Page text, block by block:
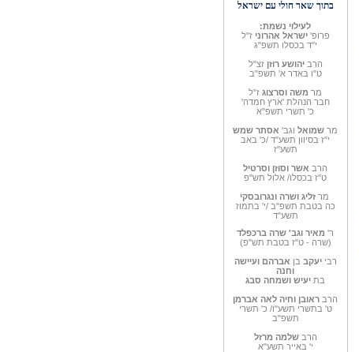
בתוך שאר חולי עם ישראל
לעילוי נשמת:
פרופ' ישראל אהרוני ז"ל
י"ד בכסלו תשפ"ג
הרביהושע רוזן זצ"ל
ט"ו באדר א' תשפ"ב
מר משה וסרצוג ז”ל
חבר הנהלת 'ארץ חמדה'
כ' תשרי תשפ"א
מר שמואל וגב' אסתר שמש
י"ז בסיוון תשע"ד /כ' באב
תשע"ז
הרב אשר וסוזן וסרטיל
ט"ז בכסלו/ אלול תש"פ
מר זליג ושרה ונגרובסקי
כה בטבת תשפ"ב /י' בתמוז
תשע"ד
ר' מאיר וגב' שרה ברכפלד
(שרה - ט"ז בטבת תש"פ)
רבייעקב בן אברהם ועיישה
וחנה
בת יעיש ושמחה סבג
הרב ראובן וחיה לאה אברמן
ט' בתשרי תשע"ו/ כ' תשרי
תשפ"ב
הרב שלמה מרזל
י' באייר תשע"א